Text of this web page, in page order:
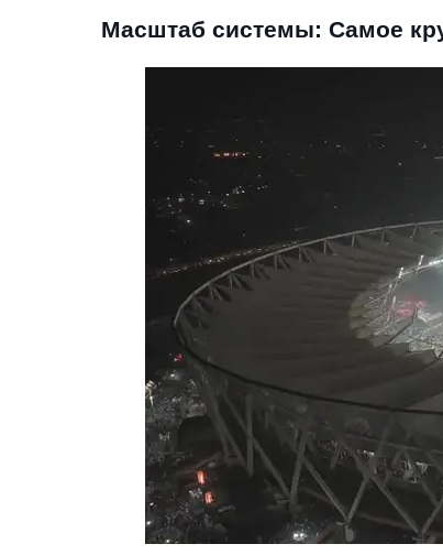
Масштаб системы: Самое